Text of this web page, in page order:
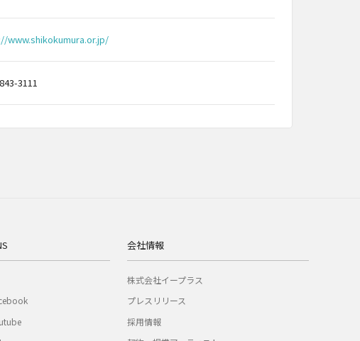
www.shikokumura.or.jp/
3111
会社情報
株式会社イープラス
プレスリリース
採用情報